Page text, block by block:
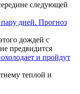
следующей
дней. Прогноз
дождей с
предвидится
и пройдут
теплой и